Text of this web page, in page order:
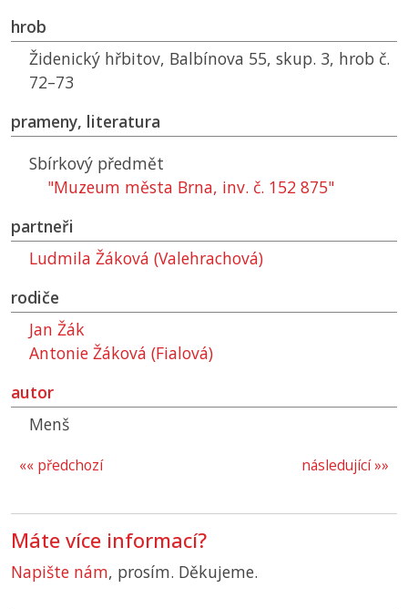
hrob
Židenický hřbitov, Balbínova 55, skup. 3, hrob č.
72–73
prameny, literatura
Sbírkový předmět
"Muzeum města Brna, inv. č. 152 875"
partneři
Ludmila Žáková (Valehrachová)
rodiče
Jan Žák
Antonie Žáková (Fialová)
autor
Menš
následující »»
«« předchozí
Máte více informací?
Napište nám, prosím. Děkujeme.